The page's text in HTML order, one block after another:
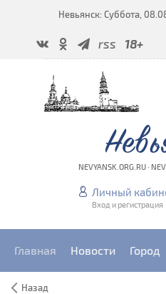
Невьянск: Суббота,
rss 18+
NEVYANSK.ORG.RU ·
Личный
Вход и регистрация
Главная Новости Город
Назад